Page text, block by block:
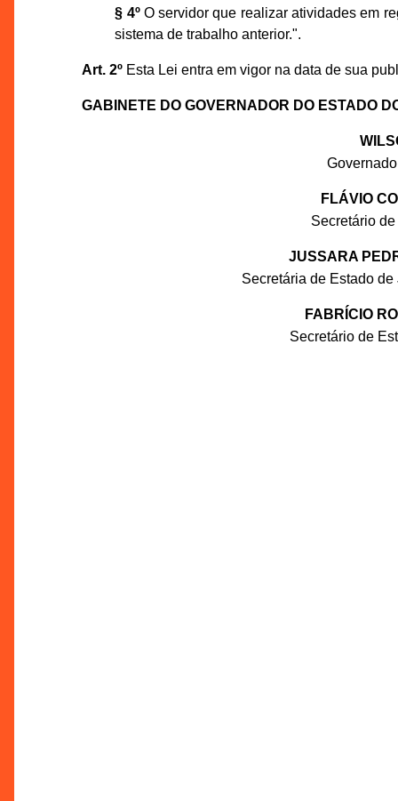
§ 4ºO servidor que realizar atividades em
sistema de trabalho anterior.".
Art. 2ºEsta Lei entra em vigor na data de sua
GABINETE DO GOVERNADOR DO ESTADO
FLÁVIO
Secretário
JUSSARA
Secretária de Estado
FABRÍCIO
Secretário de